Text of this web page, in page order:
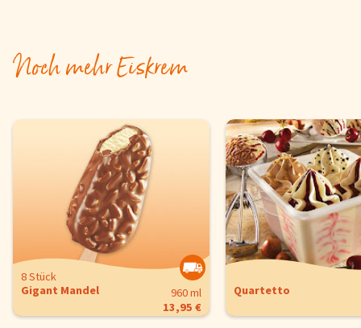
Noch mehr Eiskrem
8 Stück
Gigant Mandel
960 ml
13,95 €
Quartetto